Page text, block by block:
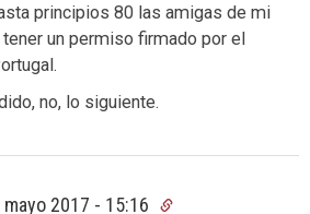
principios 80 las amigas de mi
un permiso firmado por el
no, lo siguiente.
mayo 2017 - 15:16